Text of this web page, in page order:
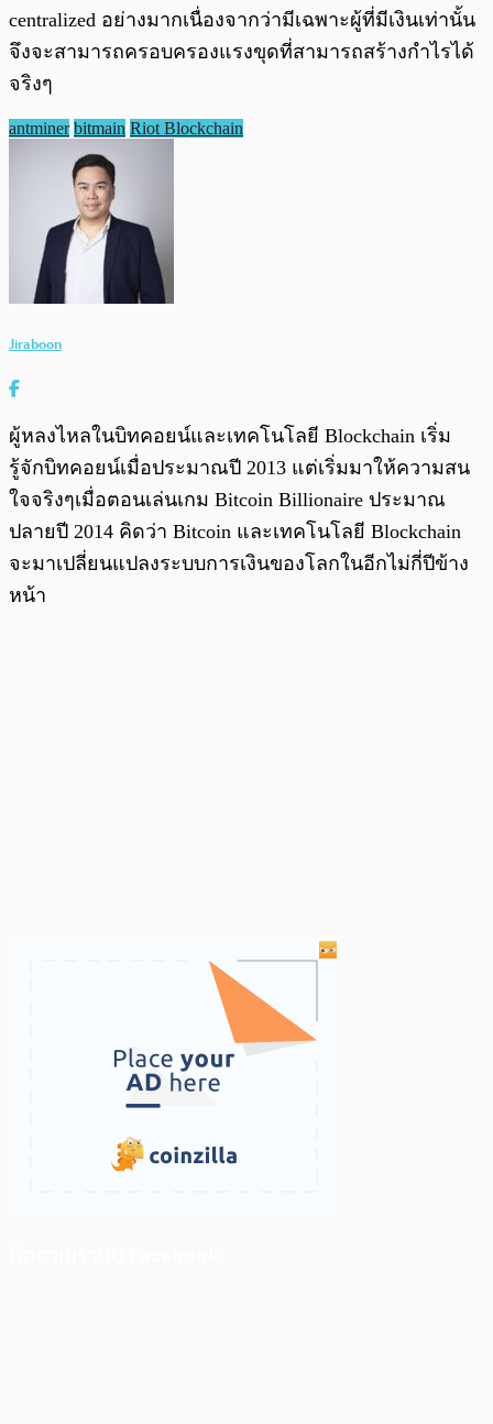
centralized อย่างมากเนื่องจากว่ามีเฉพาะผู้ที่มีเงินเท่านั้น
จึงจะสามารถครอบครองแรงขุดที่สามารถสร้างกำไรได้
จริงๆ
antminer bitmain Riot Blockchain
Jiraboon
ผู้หลงไหลในบิทคอยน์และเทคโนโลยี Blockchain เริ่ม
รู้จักบิทคอยน์เมื่อประมาณปี 2013 แต่เริ่มมาให้ความสน
ใจจริงๆเมื่อตอนเล่นเกม Bitcoin Billionaire ประมาณ
ปลายปี 2014 คิดว่า Bitcoin และเทคโนโลยี Blockchain
จะมาเปลี่ยนแปลงระบบการเงินของโลกในอีกไม่กี่ปีข้าง
หน้า